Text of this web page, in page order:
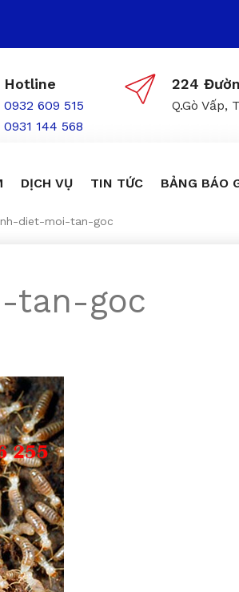
Hotline
0932 609 515
0931 144 568
224
Q.Gò Vấp,
DỊCH VỤ TIN TỨC BẢNG BÁO
diet-moi-tan-goc
tan-goc